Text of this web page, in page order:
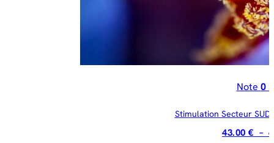
la
du
Note 0
Stimulation Secteur
43.00 € –